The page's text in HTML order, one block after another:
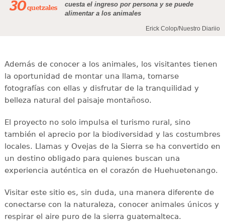
30quetzales
cuesta el ingreso por persona y se puede
alimentar a los animales
Erick Colop/Nuestro Diariio
Además de conocer a los animales, los visitantes tienen
la oportunidad de montar una llama, tomarse
fotografías con ellas y disfrutar de la tranquilidad y
belleza natural del paisaje montañoso.
El proyecto no solo impulsa el turismo rural, sino
también el aprecio por la biodiversidad y las costumbres
locales. Llamas y Ovejas de la Sierra se ha convertido en
un destino obligado para quienes buscan una
experiencia auténtica en el corazón de Huehuetenango.
Visitar este sitio es, sin duda, una manera diferente de
conectarse con la naturaleza, conocer animales únicos y
respirar el aire puro de la sierra guatemalteca.